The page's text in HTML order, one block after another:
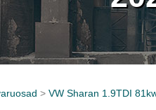
> VW Sharan 1.9TDI